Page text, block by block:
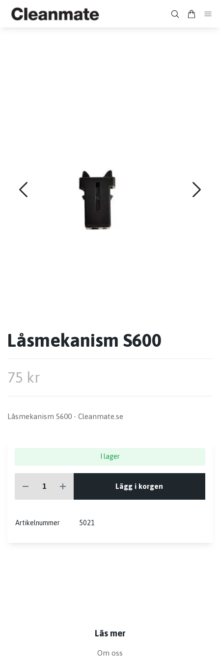
Låsmekanism S600
75 kr
Låsmekanism S600 - Cleanmate.se
I lager
Lägg i korgen
Artikelnummer 5021
Läs mer
Om oss